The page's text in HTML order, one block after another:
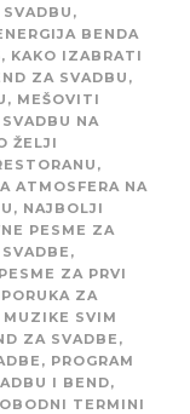
,
BENDA
, KAKO IZABRATI
ZA SVADBU ,
, MEŠOVITI
NA
ŽELJI
,
ATMOSFERA NA
, NAJBOLJI
PESME ZA
,
PESME ZA PRVI
ZA
MUZIKE SVIM
ZA SVADBE ,
, PROGRAM
I BEND,
TERMINI